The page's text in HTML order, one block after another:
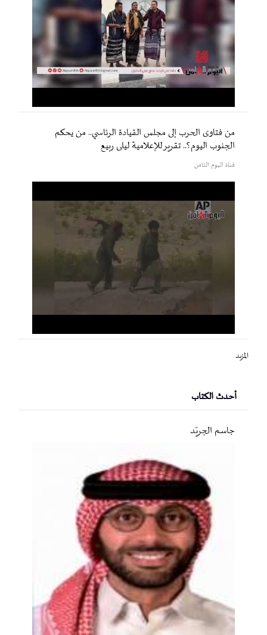
من فتاوى الحرب إلى مجلس القيادة الرئاسي.. من يحكم
الجنوب اليوم؟.. تقرير للإعلامية ليلى ربيع
قناة اليوم الثامن
المزيد
أحدث الكتاب
جاسم الجريّد